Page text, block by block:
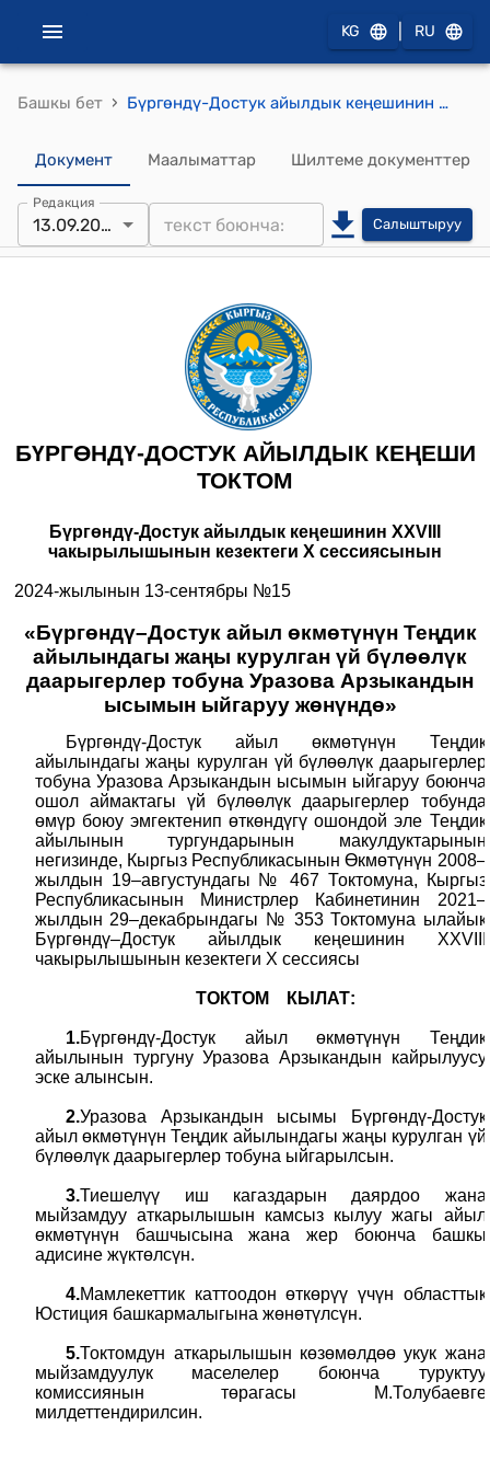
KG RU
Башкы бет › Бүргөндү-Достук айылдык кеңешинин 2024-жылынын 13-сентябрындагы №15 «Бүргөндү–Достук айыл өкмөтүнүн Теңдик айылындагы жаңы курулган үй бүлөөлүк даарыгерлер тобуна Уразова Арзыкандын ысымын ыйгаруу жөнүндө» токтому
Документ Маалыматтар Шилтеме документтер
Редакция
13.09.2024 Салыштыруу